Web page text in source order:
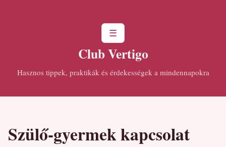
☰
Club Vertigo
Hasznos tippek, praktikák és érdekességek a mindennapokra
Szülő-gyermek kapcsolat